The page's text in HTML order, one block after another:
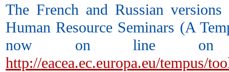
The French and Russian
Human Resource Seminars (A
now on line on
http://eacea.ec.europa.eu/tempus/